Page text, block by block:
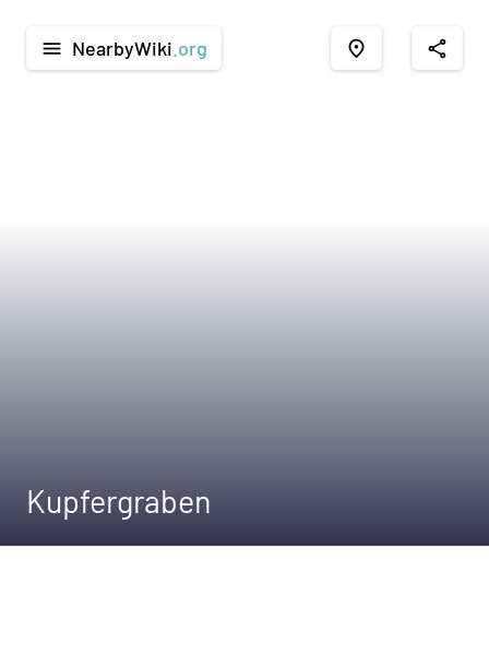
menu NearbyWiki .org place share
Kupfergraben